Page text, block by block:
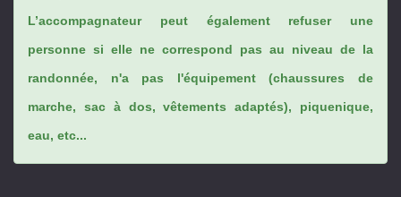
L’accompagnateur peut également refuser une
personne si elle ne correspond pas au niveau de la
randonnée, n'a pas l'équipement (chaussures de
marche, sac à dos, vêtements adaptés), piquenique,
eau, etc...